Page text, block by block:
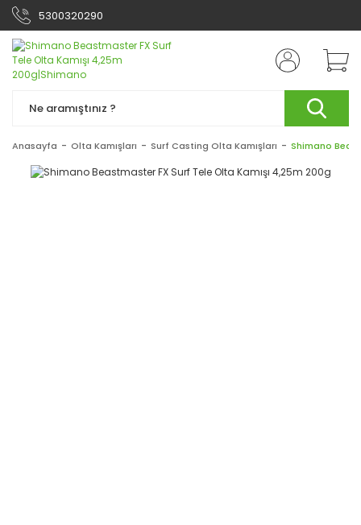
5300320290
Anasayfa Olta Kamışları Surf Casting Olta Kamışları Shimano